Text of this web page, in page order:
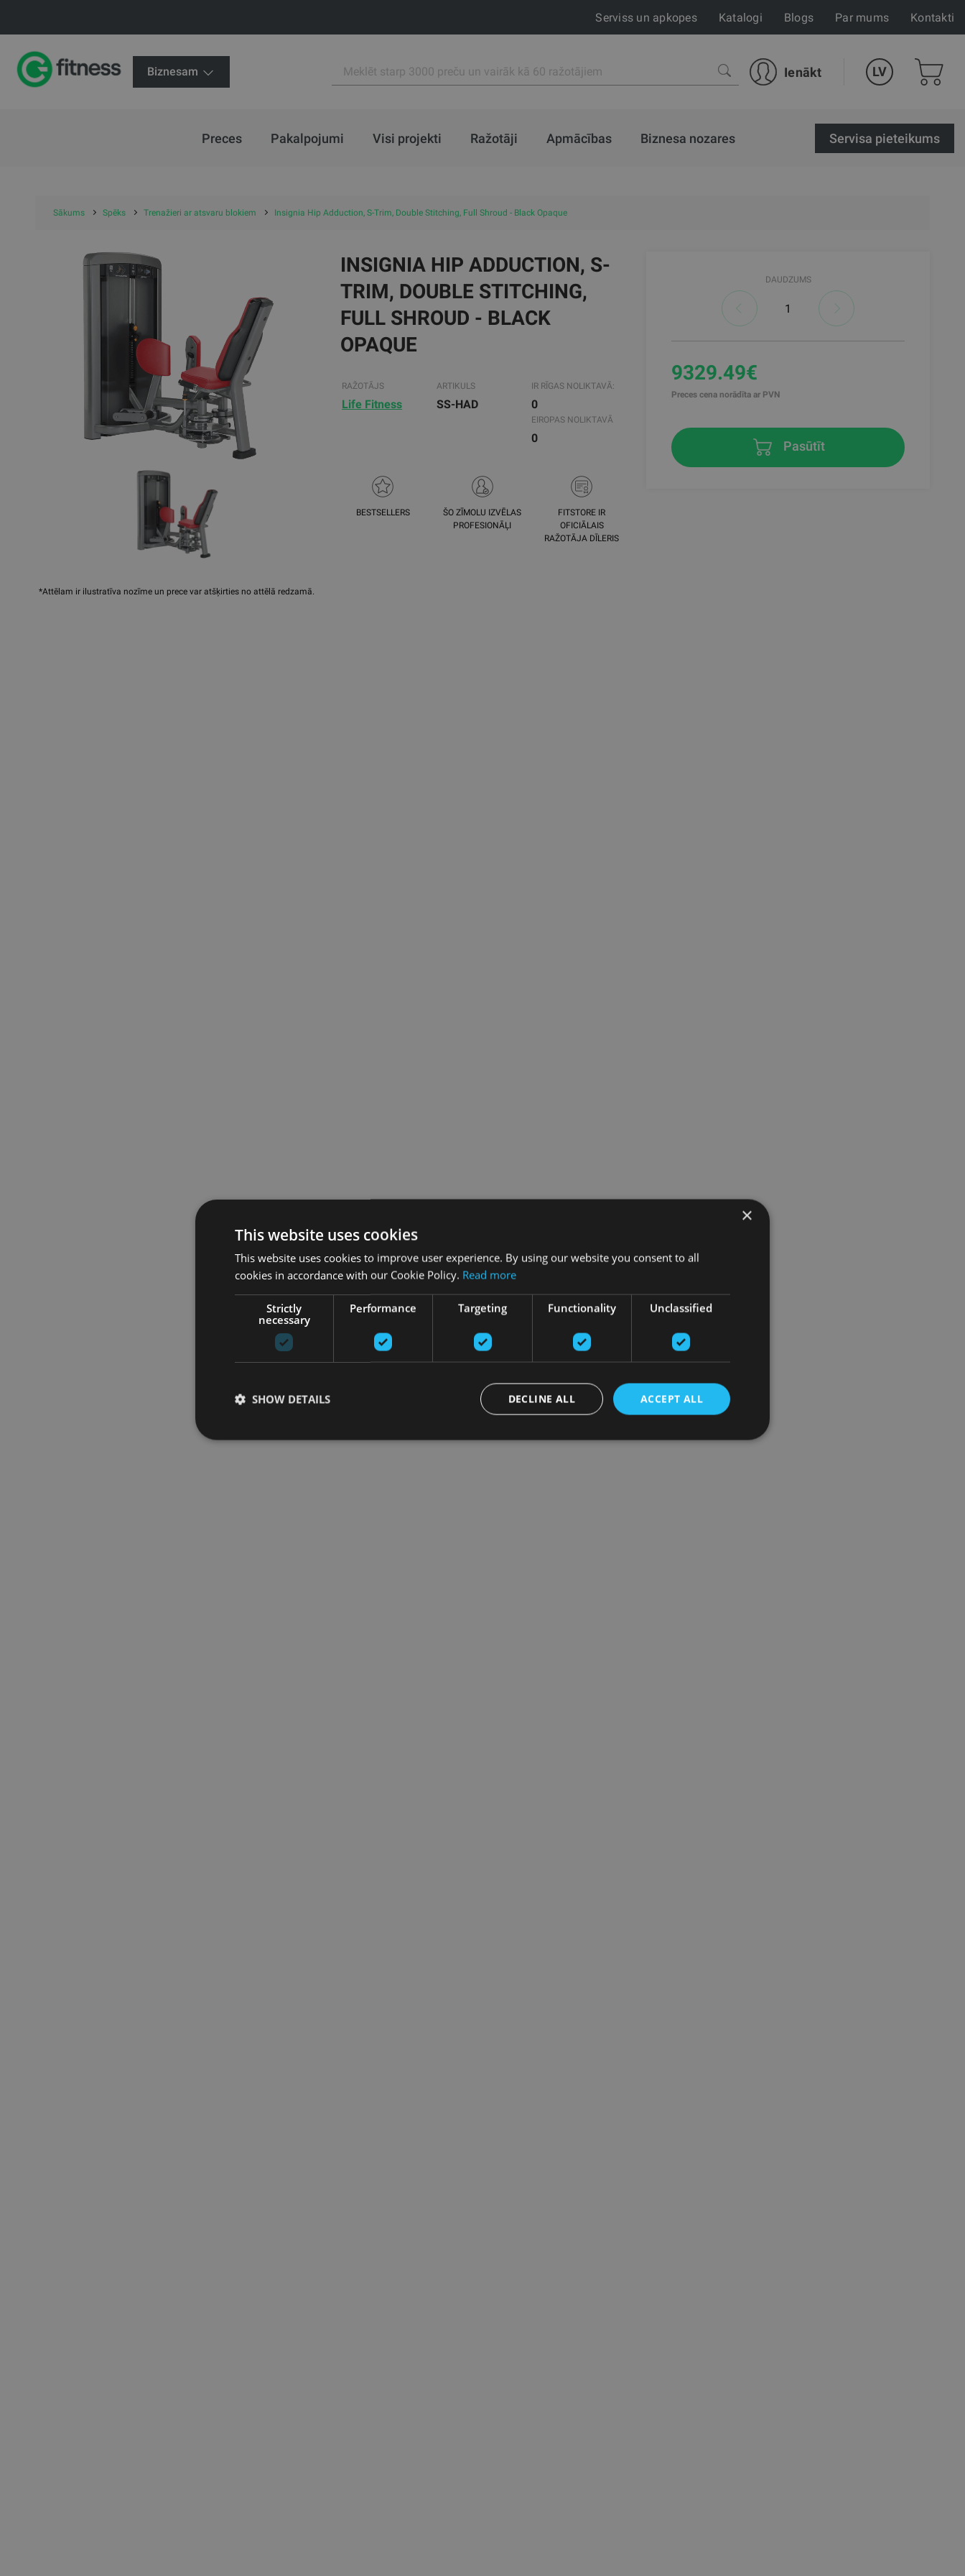
Serviss un apkopes Katalogi Blogs Par mums Kontakti
Biznesam Ienākt LV
Preces Pakalpojumi Visi projekti Ražotāji Apmācības Biznesa nozares Servisa pieteikums
Sākums Spēks Trenažieri ar atsvaru blokiem Insignia Hip Adduction, S-Trim, Double Stitching, Full Shroud - Black Opaque
*Attēlam ir ilustratīva nozīme un prece var atšķirties no attēlā redzamā.
INSIGNIA HIP ADDUCTION, S-
TRIM, DOUBLE STITCHING,
FULL SHROUD - BLACK
OPAQUE
RAŽOTĀJS
Life Fitness
ARTIKULS
SS-HAD
IR RĪGAS NOLIKTAVĀ:
0
EIROPAS NOLIKTAVĀ
0
BESTSELLERS
ŠO ZĪMOLU IZVĒLAS
PROFESIONĀĻI
FITSTORE IR
OFICIĀLAIS
RAŽOTĀJA DĪLERIS
DAUDZUMS
9329.49€
Preces cena norādīta ar PVN
Pasūtīt
×
This website uses cookies
This website uses cookies to improve user experience. By using our website you consent to all
cookies in accordance with our Cookie Policy. Read more
Strictly
necessary
Performance Targeting Functionality Unclassified
ACCEPT ALL
DECLINE ALL
SHOW DETAILS